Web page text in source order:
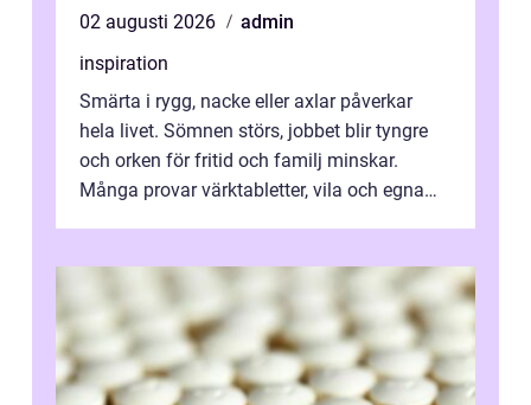
02 augusti 2026
admin
inspiration
Smärta i rygg, nacke eller axlar påverkar
hela livet. Sömnen störs, jobbet blir tyngre
och orken för fritid och familj minskar.
Många provar värktabletter, vila och egna